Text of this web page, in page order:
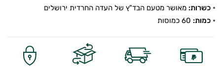
כשרות: מאושר מטעם הבד"ץ של העדה החרדית ירושלים
כמות: